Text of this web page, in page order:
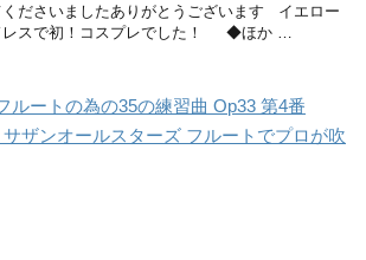
ださいましたありがとうございます イエロー
レスで初！コスプレでした！ ◆ほか …
ルートの為の35の練習曲 Op33 第4番
ザンオールスターズ フルートでプロが吹